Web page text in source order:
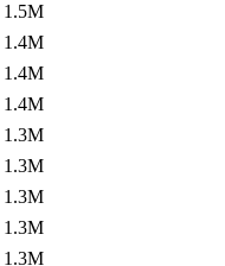
1.5M
1.4M
1.4M
1.4M
1.3M
1.3M
1.3M
1.3M
1.3M